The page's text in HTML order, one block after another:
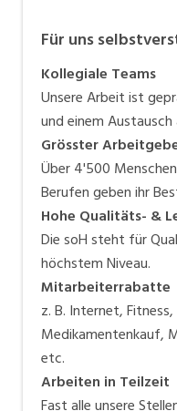
Für uns
Kollegiale Teams
Unsere Arbeit ist
und einem
Grösster
Über 4'500
Berufen geben ihr
Hohe Qualitäts- &
Die soH steht für
höchstem Niveau.
Mitarbeiterrabatte
z. B. Internet,
Medikamentenkauf,
etc.
Arbeiten in Teilzeit
Fast alle unsere